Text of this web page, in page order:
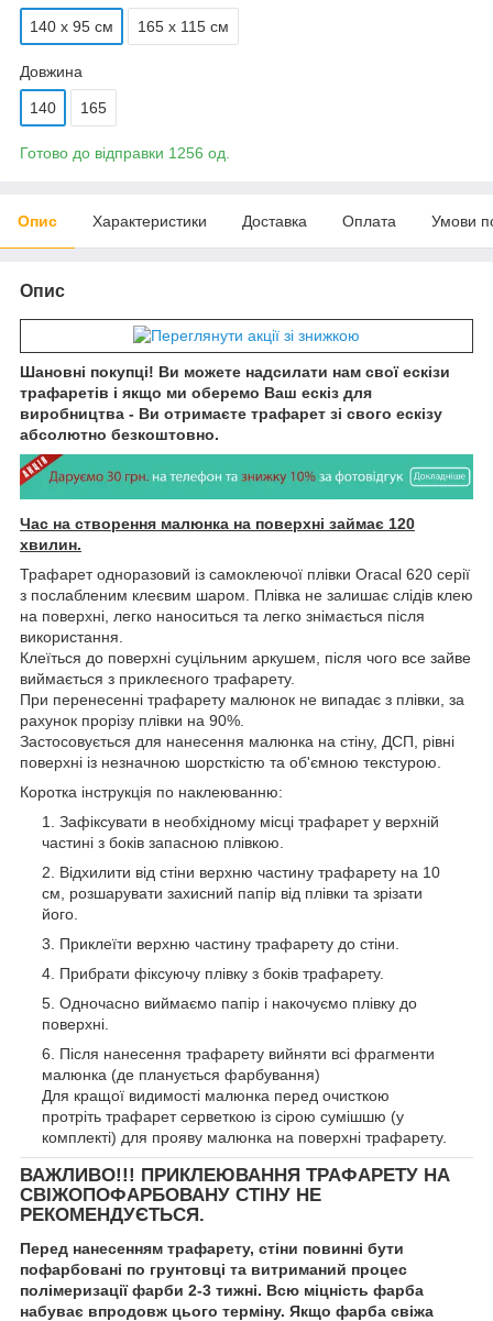
140 х 95 см 165 х 115 см
Довжина
140 165
Готово до відправки 1256 од.
Опис Характеристики Доставка Оплата Умови
Опис
Шановні покупці! Ви можете надсилати нам свої ескізи
трафаретів і якщо ми оберемо Ваш ескіз для
виробництва - Ви отримаєте трафарет зі свого ескізу
абсолютно безкоштовно.
Час на створення малюнка на поверхні займає 120
хвилин.
Трафарет одноразовий із самоклеючої плівки Oracal 620 серії
з послабленим клеєвим шаром. Плівка не залишає слідів клею
на поверхні, легко наноситься та легко знімається після
використання.
Клеїться до поверхні суцільним аркушем, після чого все зайве
виймається з приклеєного трафарету.
При перенесенні трафарету малюнок не випадає з плівки, за
рахунок прорізу плівки на 90%.
Застосовується для нанесення малюнка на стіну, ДСП, рівні
поверхні із незначною шорсткістю та об'ємною текстурою.
Коротка інструкція по наклеюванню:
Зафіксувати в необхідному місці трафарет у верхній
частині з боків запасною плівкою.
Відхилити від стіни верхню частину трафарету на 10
см, розшарувати захисний папір від плівки та зрізати
його.
Приклеїти верхню частину трафарету до стіни.
Прибрати фіксуючу плівку з боків трафарету.
Одночасно виймаємо папір і накочуємо плівку до
поверхні.
Після нанесення трафарету вийняти всі фрагменти
малюнка (де планується фарбування)
Для кращої видимості малюнка перед очисткою
протріть трафарет серветкою із сірою сумішшю (у
комплекті) для прояву малюнка на поверхні трафарету.
ВАЖЛИВО!!! ПРИКЛЕЮВАННЯ ТРАФАРЕТУ НА
СВІЖОПОФАРБОВАНУ СТІНУ НЕ
РЕКОМЕНДУЄТЬСЯ.
Перед нанесенням трафарету, стіни повинні бути
пофарбовані по грунтовці та витриманий процес
полімеризації фарби 2-3 тижні. Всю міцність фарба
набуває впродовж цього терміну. Якщо фарба свіжа